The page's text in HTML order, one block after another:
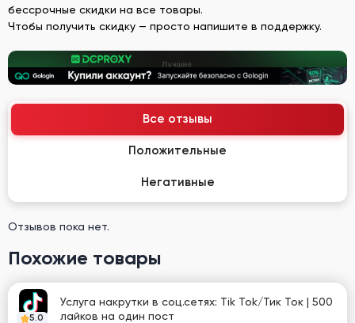
бессрочные скидки на все товары.
Чтобы получить скидку — просто напишите в поддержку.
Все отзывы
Положительные
Негативные
Отзывов пока нет.
Похожие товары
5.0
Услуга накрутки в соц.сетях: Tik Tok/Тик Ток | 500
лайков на один пост